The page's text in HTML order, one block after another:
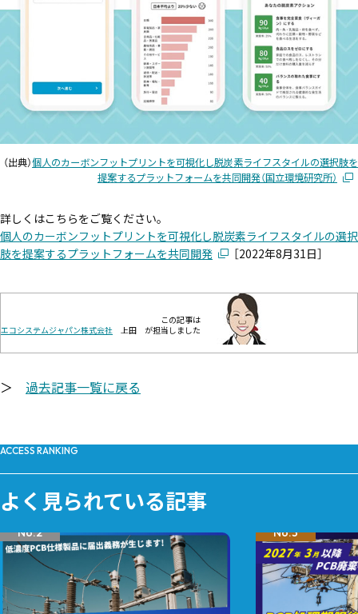
（出典）個人のカーボンフットプリントを可視化し脱炭素ライフスタイルの選択肢を
提案するプラットフォームを共同開発（国立環境研究所）
詳しくはこちらをご覧ください。
個人のカーボンフットプリントを可視化し脱炭素ライフスタイルの選択
肢を提案するプラットフォームを共同開発
［2022年8月31日］
この記事は
エコシステムジャパン株式会社 上田 が担当しました
＞ 過去記事一覧に戻る
ACCESS RANKING
よく見られている記事
No.2 No.3